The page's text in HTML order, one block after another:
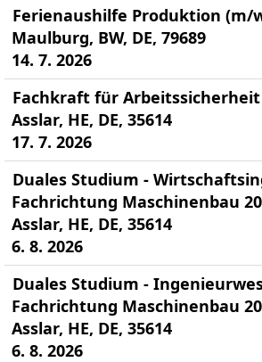
Ferienaushilfe Produktion (m/
Maulburg, BW, DE, 79689
14. 7. 2026
Fachkraft für
Asslar, HE, DE, 35614
17. 7. 2026
Duales Studium -
Fachrichtung Maschinenbau
Asslar, HE, DE, 35614
6. 8. 2026
Duales Studium -
Fachrichtung Maschinenbau
Asslar, HE, DE, 35614
6. 8. 2026